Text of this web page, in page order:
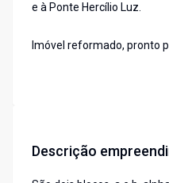
e à Ponte Hercílio Luz.
Imóvel reformado, pronto
Descrição